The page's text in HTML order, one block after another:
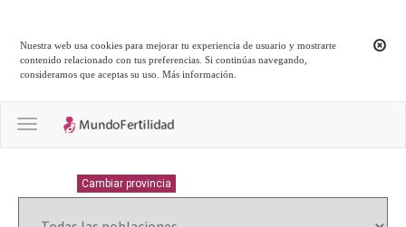
Nuestra web usa cookies para mejorar tu experiencia de usuario y mostrarte
contenido relacionado con tus preferencias. Si continúas navegando,
consideramos que aceptas su uso.Más información
Toggle navigation
Cambiar provincia